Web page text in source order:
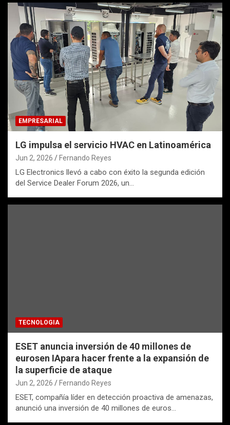
EMPRESARIAL
LG impulsa el servicio HVAC en Latinoamérica
Jun 2, 2026 Fernando Reyes
LG Electronics llevó a cabo con éxito la segunda edición
del Service Dealer Forum 2026, un…
TECNOLOGIA
ESET anuncia inversión de 40 millones de
eurosen IApara hacer frente a la expansión de
la superficie de ataque
Jun 2, 2026 Fernando Reyes
ESET, compañía líder en detección proactiva de amenazas,
anunció una inversión de 40 millones de euros…